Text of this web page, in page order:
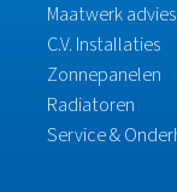
Maatwerk advies
C.V. Installaties
Zonnepanelen
Radiatoren
Service &